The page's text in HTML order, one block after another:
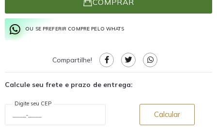
OU SE PREFERIR COMPRE PELO WHATS
Compartilhe!
Calcule seu frete e prazo de entrega:
Digite seu CEP
Calcular